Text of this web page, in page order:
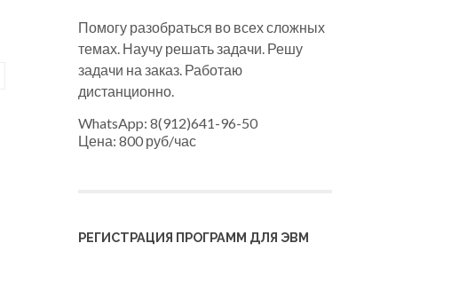
Помогу разобраться во всех сложных
темах. Научу решать задачи. Решу
задачи на заказ. Работаю
дистанционно.
WhatsApp: 8(912)641-96-50
Цена: 800 руб/час
РЕГИСТРАЦИЯ ПРОГРАММ ДЛЯ ЭВМ